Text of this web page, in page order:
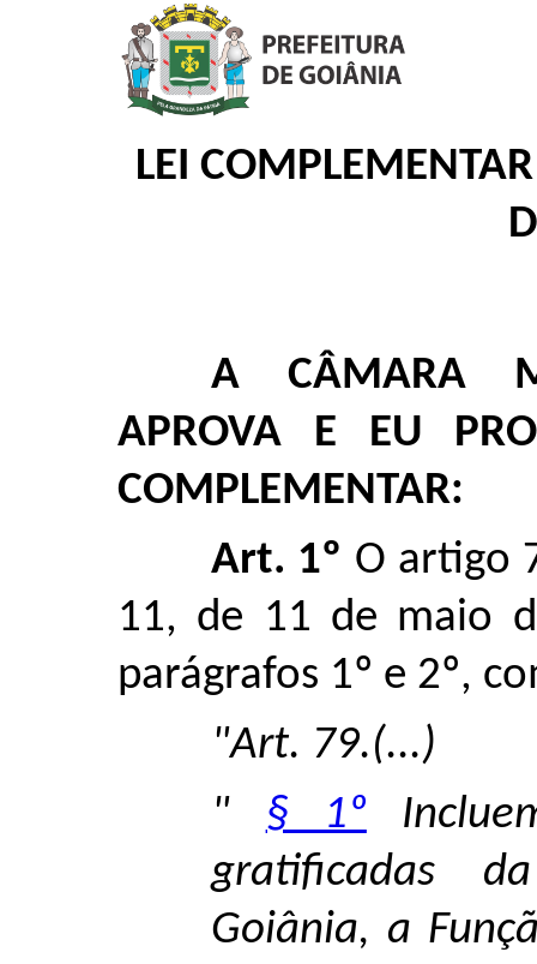
LEI
A CÂMARA
APROVA E EU
COMPLEMENTAR:
Art. 1º O artigo
11, de 11 de maio
parágrafos 1º e 2º,
"Art. 79.(...)
" § 1º
gratificadas
Goiânia, a